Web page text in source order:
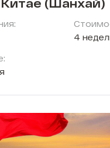
(Шанхай)
4